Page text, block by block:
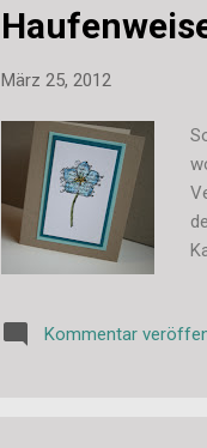
März 25, 2012
Kommentar